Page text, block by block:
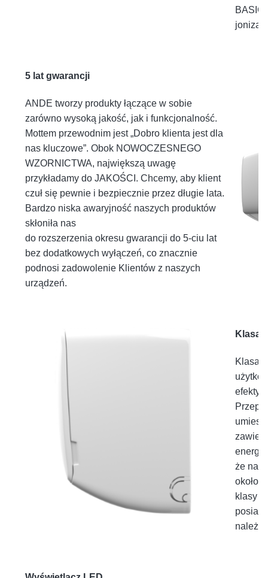
BASIC
5 lat gwarancji
ANDE tworzy produkty łączące w sobie
zarówno wysoką jakość, jak i funkcjonalność.
Mottem przewodnim jest „Dobro klienta jest dla
nas kluczowe”. Obok NOWOCZESNEGO
WZORNICTWA, największą uwagę
przykładamy do JAKOŚCI. Chcemy, aby klient
czuł się pewnie i bezpiecznie przez długie lata.
Bardzo niska awaryjność naszych produktów
skłoniła nas
do rozszerzenia okresu gwarancji do 5-ciu lat
bez dodatkowych wyłączeń, co znacznie
podnosi zadowolenie Klientów z naszych
urządzeń.
Klasa
Klasa
że na
około
klasy
należą